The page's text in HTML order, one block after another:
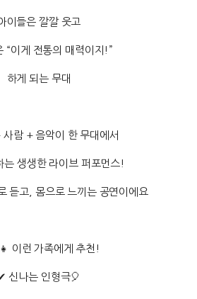
이들은 깔깔 웃고
“이게 전통의 매력이지!”
하게 되는 무대
사람 + 음악이 한 무대에서
는 생생한 라이브 퍼포먼스!
듣고, 몸으로 느끼는 공연이에요
이런 가족에게 추천!
신나는 인형극🎈